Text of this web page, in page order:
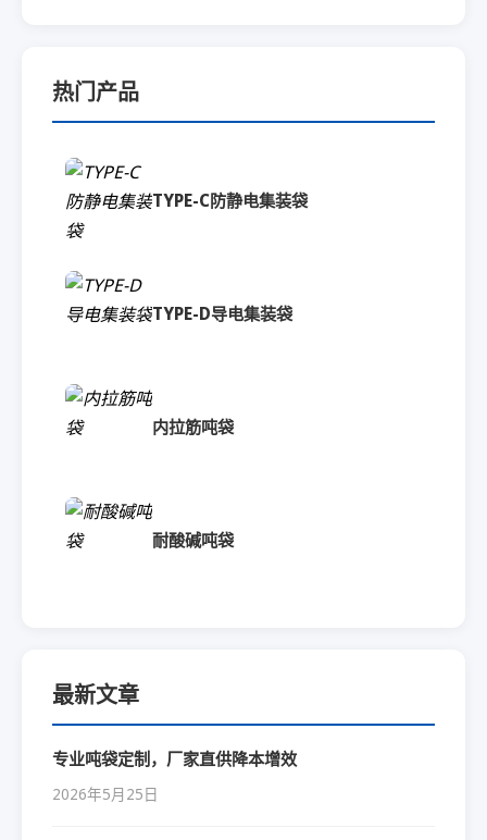
热门产品
TYPE-C防静电集装袋
TYPE-D导电集装袋
内拉筋吨袋
耐酸碱吨袋
最新文章
专业吨袋定制，厂家直供降本增效
2026年5月25日